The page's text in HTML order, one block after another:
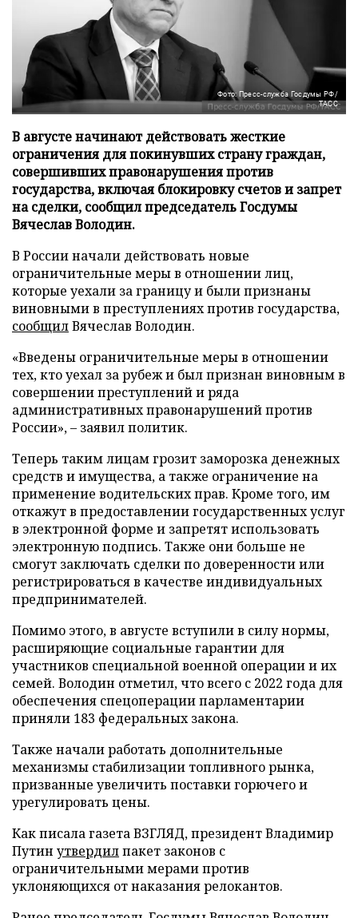
Фото: Пресс-служба Госдумы РФ/
ТАСС
В августе начинают действовать жесткие
ограничения для покинувших страну граждан,
совершивших правонарушения против
государства, включая блокировку счетов и запрет
на сделки, сообщил председатель Госдумы
Вячеслав Володин.
В России начали действовать новые
ограничительные меры в отношении лиц,
которые уехали за границу и были признаны
виновными в преступлениях против государства,
сообщилВячеслав Володин.
«Введены ограничительные меры в отношении
тех, кто уехал за рубеж и был признан виновным в
совершении преступлений и ряда
административных правонарушений против
России», – заявил политик.
Теперь таким лицам грозит заморозка денежных
средств и имущества, а также ограничение на
применение водительских прав. Кроме того, им
откажут в предоставлении государственных услуг
в электронной форме и запретят использовать
электронную подпись. Также они больше не
смогут заключать сделки по доверенности или
регистрироваться в качестве индивидуальных
предпринимателей.
Помимо этого, в августе вступили в силу нормы,
расширяющие социальные гарантии для
участников специальной военной операции и их
семей. Володин отметил, что всего с 2022 года для
обеспечения спецоперации парламентарии
приняли 183 федеральных закона.
Также начали работать дополнительные
механизмы стабилизации топливного рынка,
призванные увеличить поставки горючего и
урегулировать цены.
Как писала газета ВЗГЛЯД, президент Владимир
Путин утвердилпакет законов с
ограничительными мерами против
уклоняющихся от наказания релокантов.